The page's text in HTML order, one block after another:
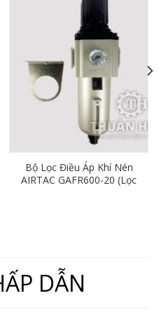
Bộ Lọc Điều Áp Khí Nén
AIRTAC GAFR600-20 (Lọc
DẪN